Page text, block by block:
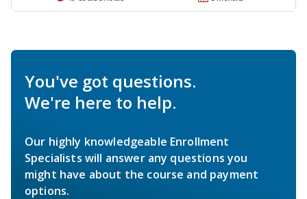
You've got questions.
We're here to help.
Our highly knowledgeable Enrollment
Specialists will answer any questions you
might have about the course and payment
options.